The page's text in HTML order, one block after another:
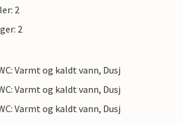
2
2
Varmt og kaldt vann, Dusj
Varmt og kaldt vann, Dusj
Varmt og kaldt vann, Dusj